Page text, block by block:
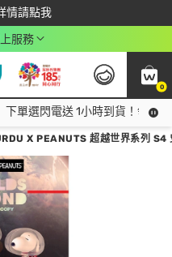
情請點我
回饋$350
服務
0
下單選閃電送 1小時到貨！領神
X PEANUTS 超越世界系列 S4